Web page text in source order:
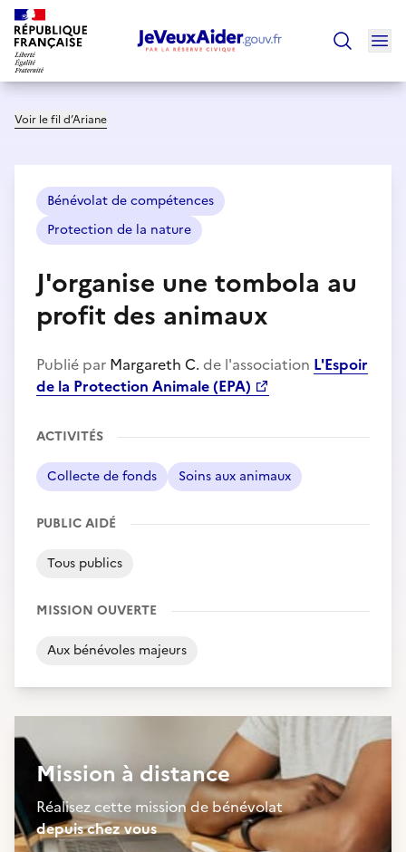
Voir le fil d’Ariane
Bénévolat de compétences
Protection de la nature
J'organise une tombola au
profit des animaux
Publié par Margareth C. de l'association L'Espoir
de la Protection Animale (EPA)
ACTIVITÉS
Collecte de fonds Soins aux animaux
PUBLIC AIDÉ
Tous publics
MISSION OUVERTE
Aux bénévoles majeurs
Mission à distance
Réalisez cette mission de bénévolat
depuis chez vous